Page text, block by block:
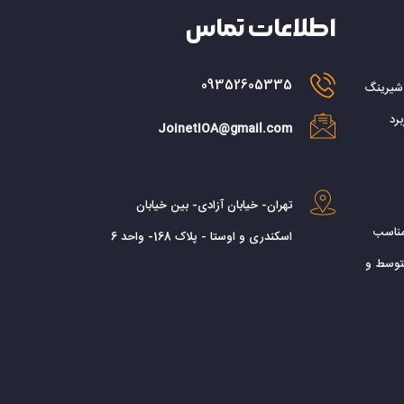
و
اطلاعات تماس
09352605335
JoinetIOA@gmail.com
تهران- خیابان آزادی- بین خیابان
اسکندری و اوستا - پلاک 168- واحد 6